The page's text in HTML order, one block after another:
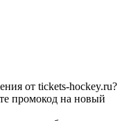
от tickets-hockey.ru?
промокод на новый